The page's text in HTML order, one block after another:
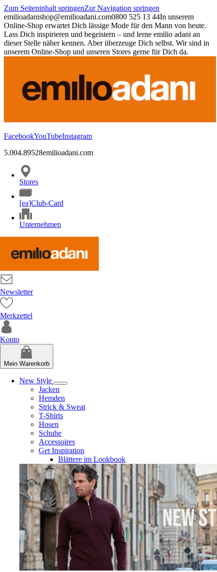
Zum Seiteninhalt springenZur Navigation springen
emilioadanishop@emilioadani.com0800 525 13 44In unserem
Online-Shop erwartet Dich lässige Mode für den Mann von heute.
Lass Dich inspirieren und begeistern – und lerne emilio adani an
dieser Stelle näher kennen. Aber überzeuge Dich selbst. Wir sind in
unserem Online-Shop und unseren Stores gerne für Dich da.
FacebookYouTubeInstagram
5.004.89528emilioadani.com
Stores
[ea]Club-Card
Unternehmen
Newsletter
Merkzettel
Konto
Mein Warenkorb
New Style
Jacken
Hemden
Strick & Sweat
T-Shirts
Hosen
Schuhe
Accessoires
Get Inspiration
Blättere im Lookbook